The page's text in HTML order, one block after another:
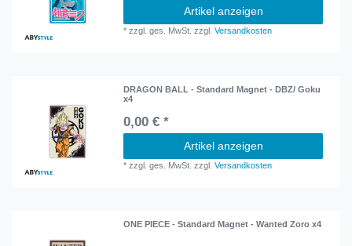
Artikel anzeigen
*zzgl. ges. MwSt. zzgl.Versandkosten
DRAGON BALL - Standard Magnet - DBZ/ Goku
x4
0,00 € *
Artikel anzeigen
*zzgl. ges. MwSt. zzgl.Versandkosten
ONE PIECE - Standard Magnet - Wanted Zoro x4